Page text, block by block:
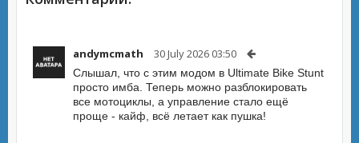
andymcmath 30 July 2026 03:50
Слышал, что с этим модом в Ultimate Bike Stunt
просто имба. Теперь можно разблокировать
все мотоциклы, а управление стало ещё
проще - кайф, всё летает как пушка!